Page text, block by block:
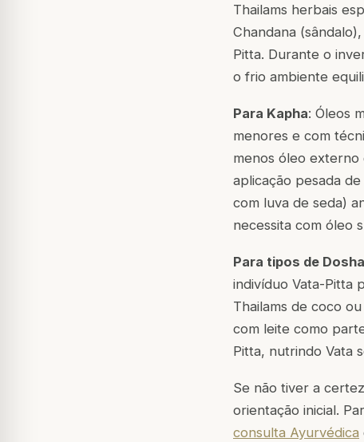
Thailams herbais
Chandana
Pitta. Durante o
o frio ambiente
Para Kapha: Óleos
menores e com
menos óleo externo
aplicação pesada
com luva de seda)
necessita com óleo
Para tipos de
indivíduo Vata-Pitta
Thailams de coco
com leite como
Pitta, nutrindo Vata
Se não tiver a
orientação inicial.
consulta Ayurvédica